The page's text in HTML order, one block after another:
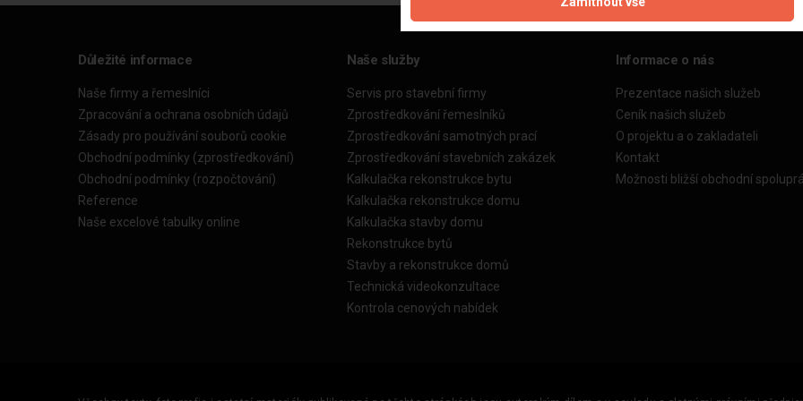
Důležité informace
Naše firmy a řemeslníci
Zpracování a ochrana osobních údajů
Zásady pro používání souborů cookie
Obchodní podmínky (zprostředkování)
Obchodní podmínky (rozpočtování)
Reference
Naše excelové tabulky online
Naše služby
Servis pro stavební firmy
Zprostředkování řemeslníků
Zprostředkování samotných prací
Zprostředkování stavebních zakázek
Kalkulačka rekonstrukce bytu
Kalkulačka rekonstrukce domu
Kalkulačka stavby domu
Rekonstrukce bytů
Stavby a rekonstrukce domů
Technická videokonzultace
Kontrola cenových nabídek
Informace o nás
Prezentace našich služeb
Ceník našich služeb
O projektu a o zakladateli
Kontakt
Možnosti bližší obchodní